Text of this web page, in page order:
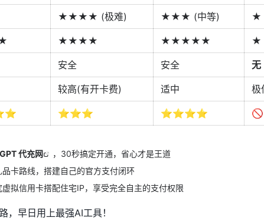
★★★★ (极难) ★★★ (中等) ★
★★★★ ★★★★★ ★
安全 安全 无
较高(有开卡费) 适中 极
⭐⭐⭐ ⭐⭐⭐⭐
代充网
，30秒搞定开通，省心才是王道
品卡路线，搭建自己的官方支付闭环
虚拟信用卡搭配住宅IP，享受完全自主的支付权限
，早日用上最强AI工具！